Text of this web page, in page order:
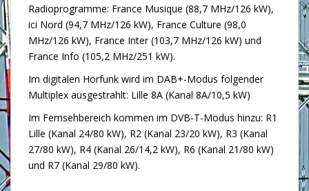
Radioprogramme: France Musique (88,7 MHz/126 kW),
ici Nord (94,7 MHz/126 kW), France Culture (98,0
MHz/126 kW), France Inter (103,7 MHz/126 kW) und
France Info (105,2 MHz/251 kW).
Im digitalen Hörfunk wird im DAB+-Modus folgender
Multiplex ausgestrahlt: Lille 8A (Kanal 8A/10,5 kW)
Im Fernsehbereich kommen im DVB-T-Modus hinzu: R1
Lille (Kanal 24/80 kW), R2 (Kanal 23/20 kW), R3 (Kanal
27/80 kW), R4 (Kanal 26/14,2 kW), R6 (Kanal 21/80 kW)
und R7 (Kanal 29/80 kW).